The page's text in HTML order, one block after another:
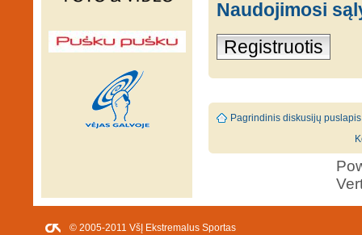
Naudojimosi
Registruotis
Pagrindinis diskusijų puslapis
© 2005-2011 VšĮ Ekstremalus Sportas